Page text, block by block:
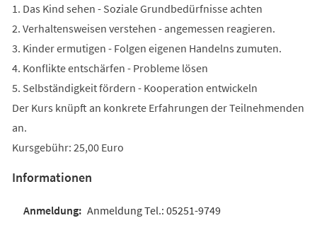
1. Das Kind sehen - Soziale Grundbedürfnisse achten
2. Verhaltensweisen verstehen - angemessen reagieren.
3. Kinder ermutigen - Folgen eigenen Handelns zumuten.
4. Konflikte entschärfen - Probleme lösen
5. Selbständigkeit fördern - Kooperation entwickeln
Der Kurs knüpft an konkrete Erfahrungen der Teilnehmenden
an.
Kursgebühr: 25,00 Euro
Informationen
Anmeldung Tel.: 05251-9749